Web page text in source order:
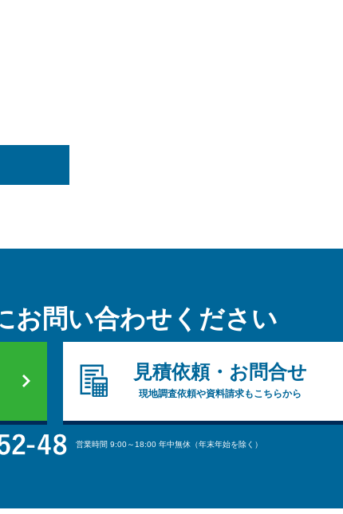
お問い合わせください
見積依頼・お問合せ
現地調査依頼や資料請求もこちらから
営業時間 9:00～18:00 年中無休（年末年始を除く）